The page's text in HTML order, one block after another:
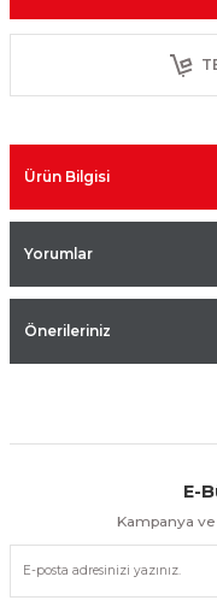
Ürün Bilgisi
Yorumlar
Önerileriniz
Kolay
Güvenli Paketleme Taksit
E-
Kampanya